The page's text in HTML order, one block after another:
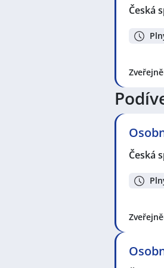
Česká
Česká